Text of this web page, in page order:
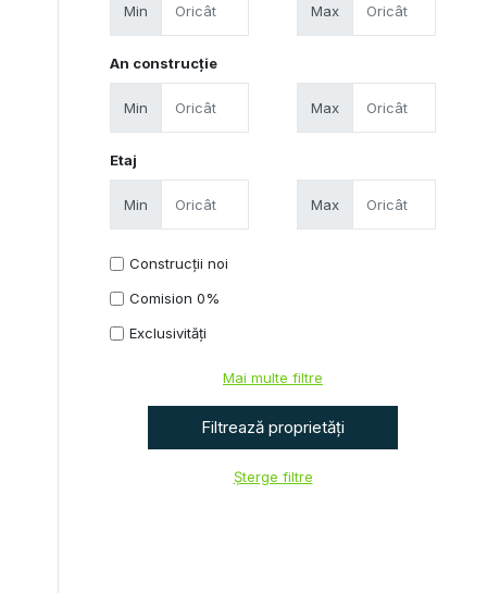
Min Max
An construcție
Min Max
Etaj
Min Max
Construcții noi
Comision 0%
Exclusivități
Mai multe filtre
Șterge filtre